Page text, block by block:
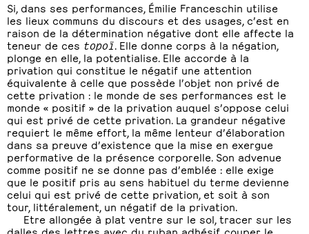
Si, dans ses performances, Émilie Franceschin utilise
les lieux communs du discours et des usages, c’est en
raison de la détermination négative dont elle affecte la
teneur de ces topoï . Elle donne corps à la négation,
plonge en elle, la potentialise. Elle accorde à la
privation qui constitue le négatif une attention
équivalente à celle que possède l’objet non privé de
cette privation : le monde de ses performances est le
monde « positif » de la privation auquel s’oppose celui
qui est privé de cette privation. La grandeur négative
requiert le même effort, la même lenteur d’élaboration
dans sa preuve d’existence que la mise en exergue
performative de la présence corporelle. Son advenue
comme positif ne se donne pas d’emblée : elle exige
que le positif pris au sens habituel du terme devienne
celui qui est privé de cette privation, et soit à son
tour, littéralement, un négatif de la privation.
Etre allongée à plat ventre sur le sol, tracer sur les
dalles des lettres avec du ruban adhésif, couper le